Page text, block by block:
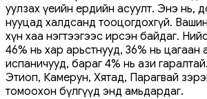
уулзах үеийн ердийн асуулт. Энэ нь,
нууцад халдсанд тооцогдохгүй.
хүн хаа нэгтээгээс ирсэн байдаг.
46% нь хар арьстнууд, 36% нь цагаан
испаничууд, бараг 4% нь ази
Этиоп, Камерун, Хятад, Парагвай
томоохон бүлгүүд энд амьдардаг.